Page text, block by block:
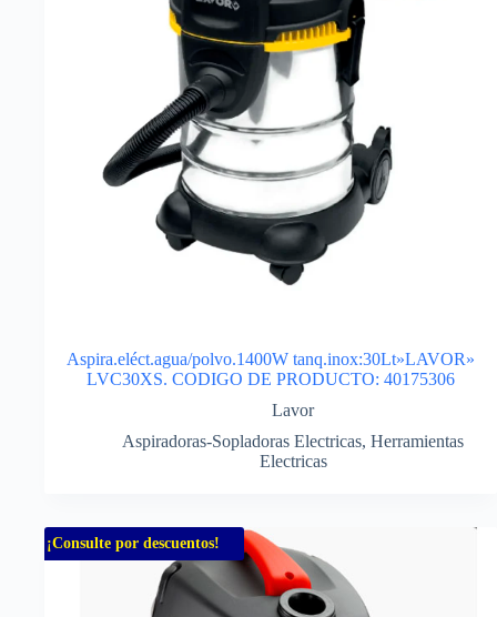
Aspira.eléct.agua/polvo.1400W tanq.inox:30Lt»LAVOR»
LVC30XS. CODIGO DE PRODUCTO: 40175306
Lavor
Aspiradoras-Sopladoras Electricas, Herramientas
Electricas
¡Consulte por descuentos!